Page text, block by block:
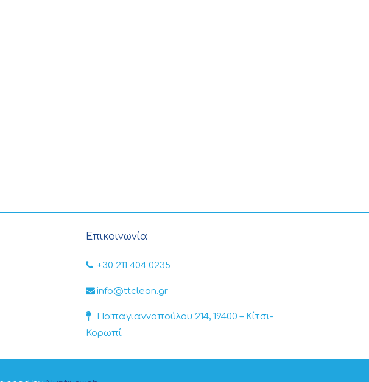
Επικοινωνία
+30 211 404 0235
info@ttclean.gr
Παπαγιαννοπούλου 214, 19400 – Κίτσι-
Κορωπί